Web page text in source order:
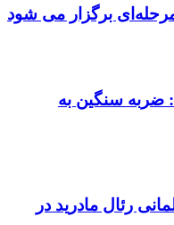
ضربه سنگین به
رئال مادرید در